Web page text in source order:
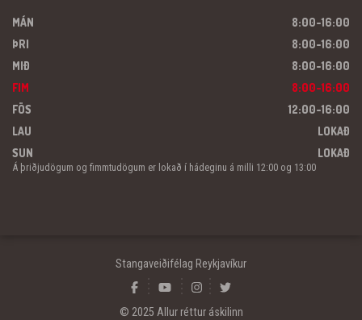
MÁN
8:00-16:00
ÞRI
8:00-16:00
MIÐ
8:00-16:00
FIM
8:00-16:00
FÖS
12:00-16:00
LAU
LOKAÐ
SUN
LOKAÐ
Á þriðjudögum og fimmtudögum er lokað í hádeginu á milli 12:00 og 13:00
Stangaveiðifélag Reykjavíkur
© 2025 Allur réttur áskilinn